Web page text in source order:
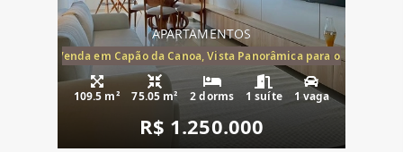
APARTAMENTOS
Mar à Venda em Capão da Canoa, Vista Panorâmica para o Mar, 2
109.5 m² 75.05 m² 2 dorms 1 suíte 1 vaga
R$ 1.250.000